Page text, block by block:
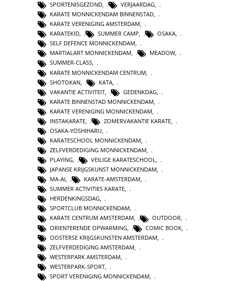
SPORTENISGEZOND, VERJAARDAG,
KARATE MONNICKENDAM BINNENSTAD,
KARATE VERENIGING AMSTERDAM,
KARATEKID, SUMMER CAMP, OSAKA,
SELF DEFENCE MONNICKENDAM,
MARTIALART MONNICKENDAM, MEADOW,
SUMMER-CLASS,
KARATE MONNICKENDAM CENTRUM
SHOTOKAN
KATA
VAKANTIE ACTIVITEIT
GEDENKDAG
KARATE BINNENSTAD MONNICKENDAM
KARATE VERENIGING MONNICKENDAM
INSTAKARATE
ZOMERVAKANTIE KARATE
OSAKA-YOSHIHARU
KARATESCHOOL MONNICKENDAM
ZELFVERDEDIGING MONNICKENDAM,
PLAYING, VEILIGE KARATESCHOOL,
JAPANSE KRIJGSKUNST MONNICKENDAM,
MA-AI, KARATE-AMSTERDAM,
SUMMER ACTIVITIES KARATE,
HERDENKINGSDAG,
SPORTCLUB MONNICKENDAM,
KARATE CENTRUM AMSTERDAM, OUTDOOR,
ORIENTERENDE OPWARMING
COMIC BOOK
OOSTERSE KRIJGSKUNSTEN AMSTERDAM
ZELFVERDEDIGING AMSTERDAM
WESTERPARK AMSTERDAM
WESTERPARK-SPORT
SPORT VERENIGING MONNICKENDAM